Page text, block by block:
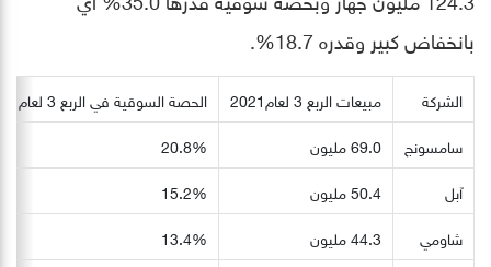
بانخفاض كبير وقدره 18.7%.
الشركة مبيعات الربع 3 لعام2021
الحصة السوقية في الربع 3 لعام2021
سامسونج
69.0 مليون
20.8%
آبل
50.4 مليون
15.2%
شاومي
44.3 مليون
13.4%